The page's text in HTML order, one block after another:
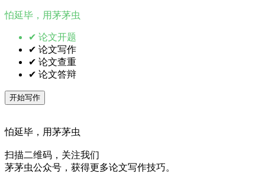
怕延毕，用茅茅虫
✔ 论文开题
✔ 论文写作
✔ 论文查重
✔ 论文答辩
开始写作
怕延毕，用茅茅虫
扫描二维码，关注我们
茅茅虫公众号，获得更多论文写作技巧。